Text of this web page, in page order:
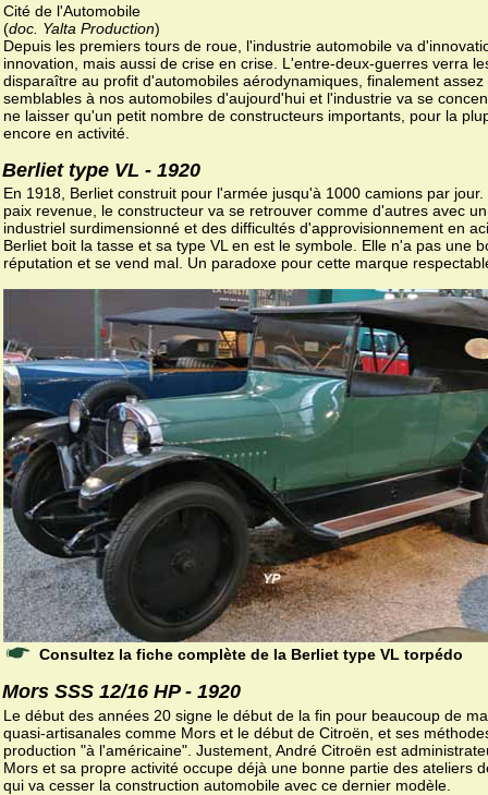
Cité de l'Automobile
(doc. Yalta Production)
Depuis les premiers tours de roue, l'industrie automobile va
innovation, mais aussi de crise en crise. L'entre-deux-guerres verra
disparaître au profit d'automobiles aérodynamiques, finalement assez
semblables à nos automobiles d'aujourd'hui et l'industrie va se
ne laisser qu'un petit nombre de constructeurs importants, pour la
encore en activité.
Berliet type VL - 1920
En 1918, Berliet construit pour l'armée jusqu'à 1000 camions par jour.
paix revenue, le constructeur va se retrouver comme d'autres avec
industriel surdimensionné et des difficultés d'approvisionnement en
Berliet boit la tasse et sa type VL en est le symbole. Elle n'a pas une
réputation et se vend mal. Un paradoxe pour cette marque
Consultez la fiche complète de la Berliet type VL torpédo
Mors SSS 12/16 HP - 1920
Le début des années 20 signe le début de la fin pour beaucoup de
quasi-artisanales comme Mors et le début de Citroën, et ses
production "à l'américaine". Justement, André Citroën est
Mors et sa propre activité occupe déjà une bonne partie des ateliers
qui va cesser la construction automobile avec ce dernier modèle.